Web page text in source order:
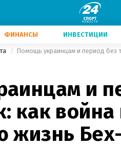
ФИНАНСЫ ИНВЕСТИЦИИ
и
как
жизнь